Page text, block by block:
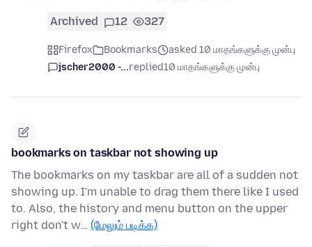
Archived 12 327
Firefox Bookmarks
asked 10 மாதங்களுக்கு முன்பு
jscher2000 -...replied10 மாதங்களுக்கு முன்பு
bookmarks on taskbar not showing up
The bookmarks on my taskbar are all of a sudden not
showing up. I'm unable to drag them there like I used
to. Also, the history and menu button on the upper
right don't w… (மேலும் படிக்க)